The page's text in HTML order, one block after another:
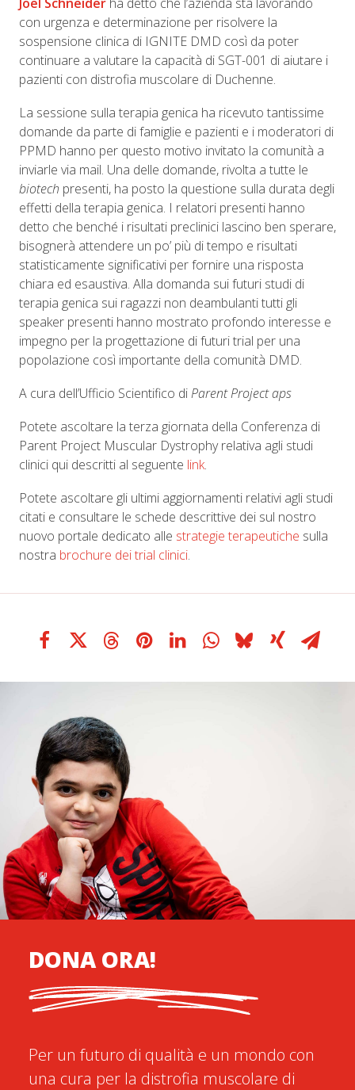
con urgenza e determinazione per risolvere la
sospensione clinica di IGNITE DMD così da poter
continuare a valutare la capacità di SGT-001 di aiutare i
pazienti con distrofia muscolare di Duchenne.
La sessione sulla terapia genica ha ricevuto tantissime
domande da parte di famiglie e pazienti e i moderatori di
PPMD hanno per questo motivo invitato la comunità a
inviarle via mail. Una delle domande, rivolta a tutte le
biotech presenti, ha posto la questione sulla durata degli
effetti della terapia genica. I relatori presenti hanno
detto che benché i risultati preclinici lascino ben sperare,
bisognerà attendere un po’ più di tempo e risultati
statisticamente significativi per fornire una risposta
chiara ed esaustiva. Alla domanda sui futuri studi di
terapia genica sui ragazzi non deambulanti tutti gli
speaker presenti hanno mostrato profondo interesse e
impegno per la progettazione di futuri trial per una
popolazione così importante della comunità DMD.
A cura dell’Ufficio Scientifico diParent Project aps
Potete ascoltare la terza giornata della Conferenza di
Parent Project Muscular Dystrophy relativa agli studi
clinici qui descritti al seguente link.
Potete ascoltare gli ultimi aggiornamenti relativi agli studi
citati e consultare le schede descrittive dei sul nostro
nuovo portale dedicato alle strategie terapeutiche sulla
nostra brochure dei trial clinici.
DONA ORA!
Per un futuro di qualità e un mondo con
una cura per la distrofia muscolare di